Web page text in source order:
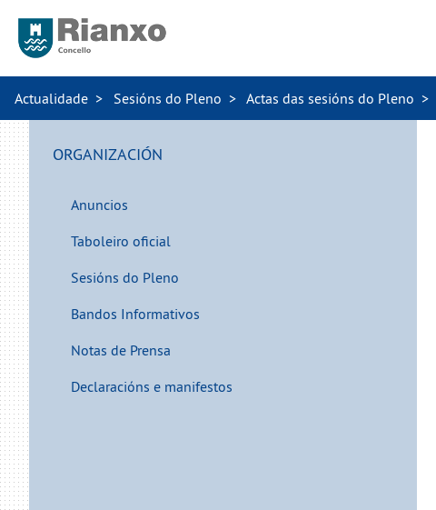
Actualidade Sesións do Pleno Actas das sesións do Pleno
ORGANIZACIÓN
Anuncios
Taboleiro oficial
Sesións do Pleno
Bandos Informativos
Notas de Prensa
Declaracións e manifestos